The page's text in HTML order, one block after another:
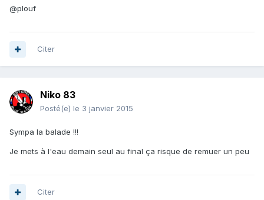
@plouf
Citer
Niko 83
Posté(e) le 3 janvier 2015
Sympa la balade !!!
Je mets à l'eau demain seul au final ça risque de remuer un peu
Citer